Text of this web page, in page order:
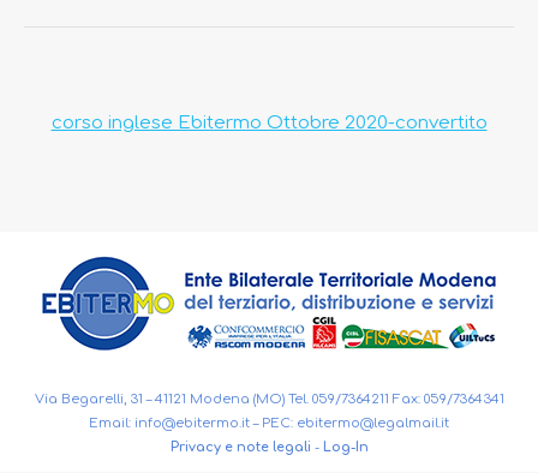
corso inglese Ebitermo Ottobre 2020-convertito
Via Begarelli, 31 – 41121 Modena (MO) Tel. 059/7364211 Fax: 059/7364341
Email: info@ebitermo.it– PEC: ebitermo@legalmail.it
Privacy e note legali - Log-In